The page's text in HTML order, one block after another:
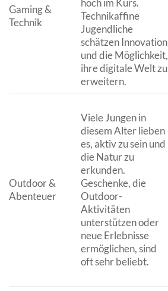
Gaming &
Technik
hoch im Kurs.
Technikaffine
Jugendliche
schätzen Innovation
und die Möglichkeit,
ihre digitale Welt zu
erweitern.
Outdoor &
Abenteuer
Viele Jungen in
diesem Alter lieben
es, aktiv zu sein und
die Natur zu
erkunden.
Geschenke, die
Outdoor-
Aktivitäten
unterstützen oder
neue Erlebnisse
ermöglichen, sind
oft sehr beliebt.